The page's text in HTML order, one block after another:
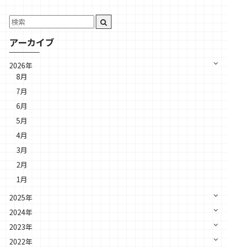
アーカイブ
2026年
8月
7月
6月
5月
4月
3月
2月
1月
2025年
2024年
2023年
2022年